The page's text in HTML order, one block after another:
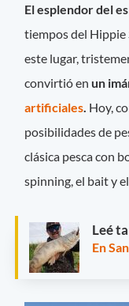
El esplendor del
tiempos del
este lugar,
convirtió en un
artificiales Hoy,
posibilidades de
clásica pesca con
spinning, el bait y
Leé
En